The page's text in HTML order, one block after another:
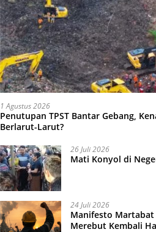
1 Agustus 2026
Penutupan TPST Bantar Gebang,
Berlarut-Larut?
26 Juli 2026
Mati Konyol di
24 Juli 2026
Manifesto Martabat
Merebut Kembali